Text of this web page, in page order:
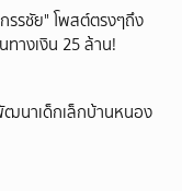
รรชัย" โพสต์ตรงๆถึง
างเงิน 25 ล้าน!
นาเด็กเล็กบ้านหนอง